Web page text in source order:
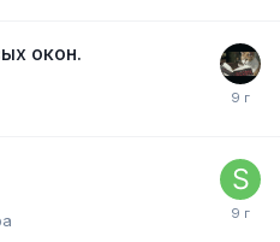
окон.